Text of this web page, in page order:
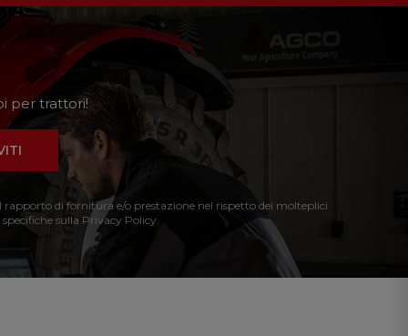
per trattori!
rapporto di fornitura e/o prestazione nel rispetto dei molteplici
sulla Privacy Policy.